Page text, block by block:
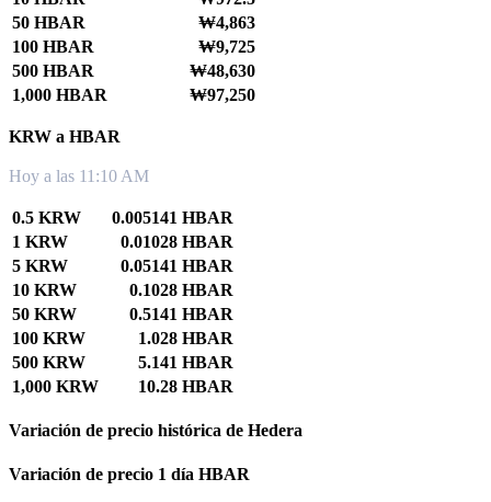
50 HBAR
₩4,863
100 HBAR
₩9,725
500 HBAR
₩48,630
1,000 HBAR
₩97,250
KRW a HBAR
Hoy a las 11:10 AM
0.5 KRW
0.005141 HBAR
1 KRW
0.01028 HBAR
5 KRW
0.05141 HBAR
10 KRW
0.1028 HBAR
50 KRW
0.5141 HBAR
100 KRW
1.028 HBAR
500 KRW
5.141 HBAR
1,000 KRW
10.28 HBAR
Variación de precio histórica de Hedera
Variación de precio 1 día HBAR